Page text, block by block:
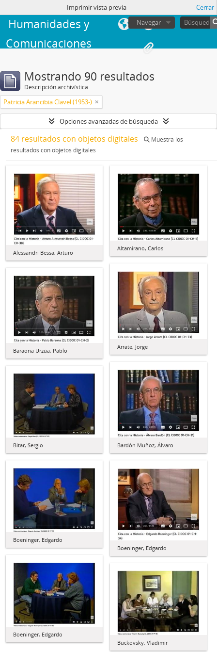
Facultad de
Humanidades y
Comunicaciones
sesión
Navegar
Imprimir vista previa Cerrar
Mostrando 90 resultados
Descripción archivística
Patricia Arancibia Clavel (1953-)
Opciones avanzadas de búsqueda
84 resultados con objetos digitales
Muestra los
resultados con objetos digitales
Alessandri Bessa, Arturo
Altamirano, Carlos
Arrate, Jorge
Baraona Urzúa, Pablo
Bardón Muñoz, Álvaro
Bitar, Sergio
Boeninger, Edgardo
Boeninger, Edgardo
Boeninger, Edgardo
Buckovsky, Vladimir